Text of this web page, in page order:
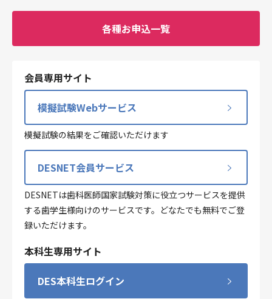
各種お申込一覧
会員専用サイト
模擬試験Webサービス
模擬試験の結果をご確認いただけます
DESNET会員サービス
DESNETは歯科医師国家試験対策に役立つサービスを提供
する歯学生様向けのサービスです。どなたでも無料でご登
録いただけます。
本科生専用サイト
DES本科生ログイン